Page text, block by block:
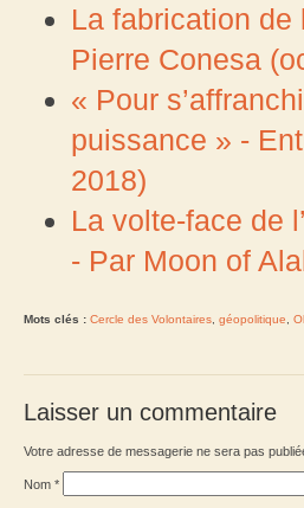
La fabrication
Pierre Conesa
« Pour
puissance » -
2018)
La volte-face de
- Par Moon of
Mots clés : Cercle des Volontaires géopolitique
Laisser un commentaire
Votre adresse de messagerie ne sera pas
Nom *